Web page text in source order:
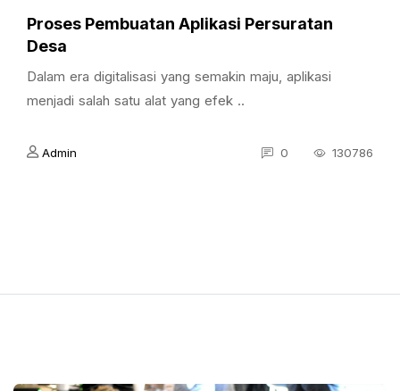
Proses Pembuatan Aplikasi Persuratan
Desa
Dalam era digitalisasi yang semakin maju, aplikasi
menjadi salah satu alat yang efek ..
Admin 0 130786